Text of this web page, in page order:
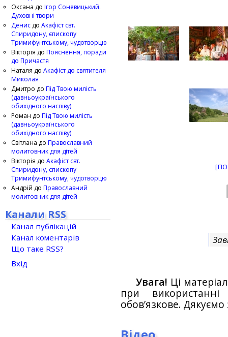
Увага! Ці
при
обов’язкове.
Оксана до Ігор Соневицький.
Духовні твори
Денис до Акафіст свт.
Спиридону, єпископу
Тримифунтському, чудотворцю
Вікторія до Пояснення, поради
до Причастя
Наталя до Акафіст до святителя
Миколая
Дмитро до Під Твою милість
(давньоукраїнського
обихідного наспіву)
Роман до Під Твою милість
(давньоукраїнського
обихідного наспіву)
Світлана до Православний
молитовник для дітей
Вікторія до Акафіст свт.
Спиридону, єпископу
Тримифунтському, чудотворцю
Андрій до Православний
молитовник для дітей
Канали RSS
Канал публікацій
Канал коментарів
Що таке RSS?
Вхід